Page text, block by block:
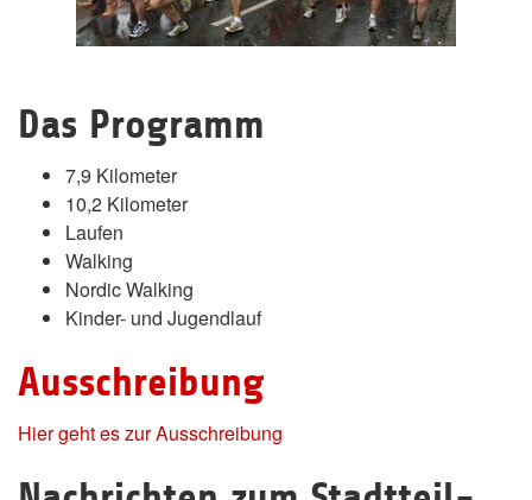
Das Programm
7,9 Kilometer
10,2 Kilometer
Laufen
Walking
Nordic Walking
Kinder- und Jugendlauf
Ausschreibung
Hier geht es zur Ausschreibung